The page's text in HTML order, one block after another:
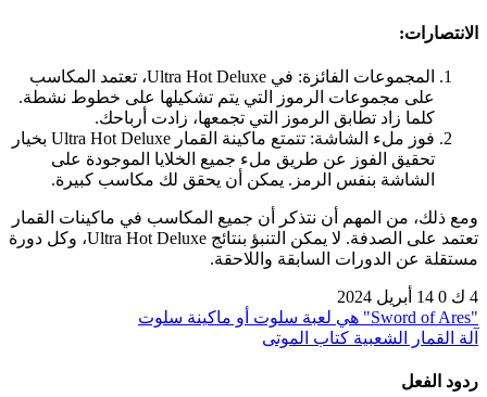
الانتصارات:
المجموعات الفائزة: في Ultra Hot Deluxe، تعتمد المكاسب
على مجموعات الرموز التي يتم تشكيلها على خطوط نشطة.
كلما زاد تطابق الرموز التي تجمعها، زادت أرباحك.
فوز ملء الشاشة: تتمتع ماكينة القمار Ultra Hot Deluxe بخيار
تحقيق الفوز عن طريق ملء جميع الخلايا الموجودة على
الشاشة بنفس الرمز. يمكن أن يحقق لك مكاسب كبيرة.
ومع ذلك، من المهم أن نتذكر أن جميع المكاسب في ماكينات القمار
تعتمد على الصدفة. لا يمكن التنبؤ بنتائج Ultra Hot Deluxe، وكل دورة
مستقلة عن الدورات السابقة واللاحقة.
4 ك 0 14 أبريل 2024
"Sword of Ares" هي لعبة سلوت أو ماكينة سلوت
آلة القمار الشعبية كتاب الموتى
ردود الفعل